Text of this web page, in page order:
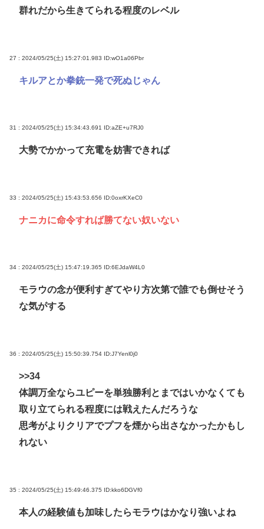
群れだから生きてられる程度のレベル
27 : 2024/05/25(土) 15:27:01.983 ID:wO1a06Pbr
キルアとか拳銃一発で死ぬじゃん
31 : 2024/05/25(土) 15:34:43.691 ID:aZE+u7RJ0
大勢でかかって充電を妨害できれば
33 : 2024/05/25(土) 15:43:53.656 ID:0oxrKXeC0
ナニカに命令すれば勝てない奴いない
34 : 2024/05/25(土) 15:47:19.365 ID:6EJdaW4L0
モラウの念が便利すぎてやり方次第で誰でも倒せそう
な気がする
36 : 2024/05/25(土) 15:50:39.754 ID:J7Yenl0j0
>>34
体調万全ならユピーを単独勝利とまではいかなくても
取り立てられる程度には戦えたんだろうな
思考がよりクリアでプフを煙から出さなかったかもし
れない
35 : 2024/05/25(土) 15:49:46.375 ID:kko6DGVf0
本人の経験値も加味したらモラウはかなり強いよね